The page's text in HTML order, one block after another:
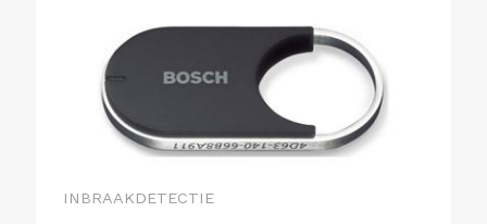
INBRAAKDETECTIE